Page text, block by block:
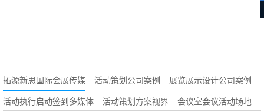
拓源新思国际会展传媒 活动策划公司案例
展览展示设计公司案例
活动执行启动签到多媒体
活动策划方案视界 会议室会议活动场地